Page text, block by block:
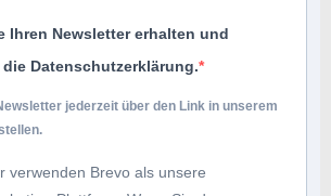
Ihren Newsletter erhalten und
Datenschutzerklärung.
jederzeit über den Link in unserem
verwenden Brevo als unsere